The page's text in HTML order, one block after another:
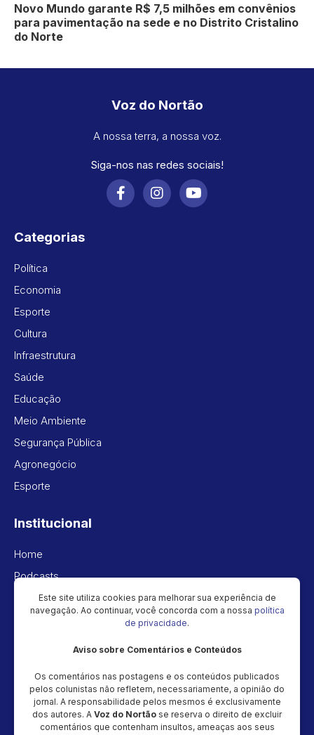
Novo Mundo garante R$ 7,5 milhões em convênios
para pavimentação na sede e no Distrito Cristalino
do Norte
Voz do Nortão
A nossa terra, a nossa voz.
Siga-nos nas redes sociais!
Categorias
Política
Economia
Esporte
Cultura
Infraestrutura
Saúde
Educação
Meio Ambiente
Segurança Pública
Agronegócio
Esporte
Institucional
Home
Podcasts
Vídeos
Política de privacidade
Newsletter
Cadastre seu e-mail e receba as novidades!
Este site utiliza cookies para melhorar sua experiência de
navegação. Ao continuar, você concorda com a nossa política
de privacidade.
Aviso sobre Comentários e Conteúdos
Os comentários nas postagens e os conteúdos publicados
pelos colunistas não refletem, necessariamente, a opinião do
jornal. A responsabilidade pelos mesmos é exclusivamente
dos autores. A Voz do Nortão se reserva o direito de excluir
comentários que contenham insultos, ameaças aos seus